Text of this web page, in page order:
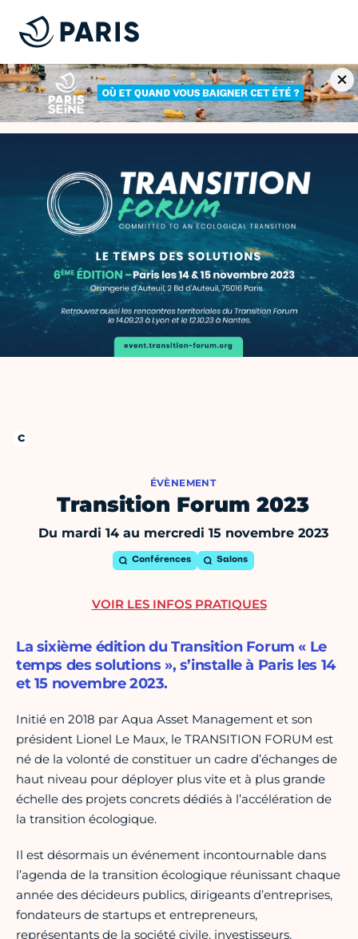
ÉVÈNEMENT
Transition Forum 2023
Du mardi 14 au mercredi 15 novembre 2023
Conférences Salons
La sixième édition du Transition Forum « Le
temps des solutions », s’installe à Paris les 14
et 15 novembre 2023.
Initié en 2018 par Aqua Asset Management et son
président Lionel Le Maux, le TRANSITION FORUM est
né de la volonté de constituer un cadre d’échanges de
haut niveau pour déployer plus vite et à plus grande
échelle des projets concrets dédiés à l’accélération de
la transition écologique.
Il est désormais un événement incontournable dans
l’agenda de la transition écologique réunissant chaque
année des décideurs publics, dirigeants d’entreprises,
fondateurs de startups et entrepreneurs,
représentants de la société civile, investisseurs,
VOIR LES INFOS PRATIQUES